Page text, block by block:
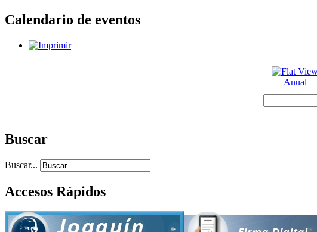
Calendario de eventos
Anual
Buscar
Buscar...
Accesos Rápidos